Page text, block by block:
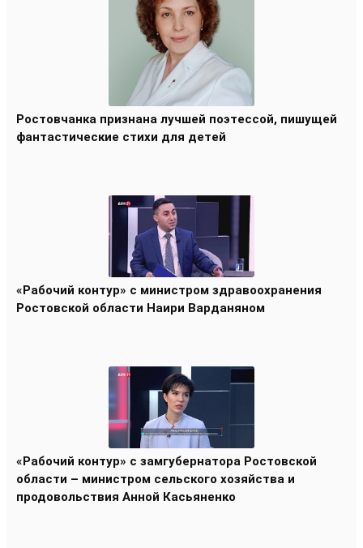
Ростовчанка признана лучшей поэтессой, пишущей
фантастические стихи для детей
«Рабочий контур» с министром здравоохранения
Ростовской области Наири Варданяном
«Рабочий контур» с замгубернатора Ростовской
области – министром сельского хозяйства и
продовольствия Анной Касьяненко